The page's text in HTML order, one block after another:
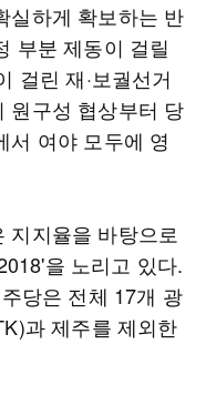
실하게 확보하는 반
부분 제동이 걸릴
걸린 재·보궐선거
원구성 협상부터 당
서 여야 모두에 영
지지율을 바탕으로
을 노리고 있다.
당은 전체 17개 광
과 제주를 제외한